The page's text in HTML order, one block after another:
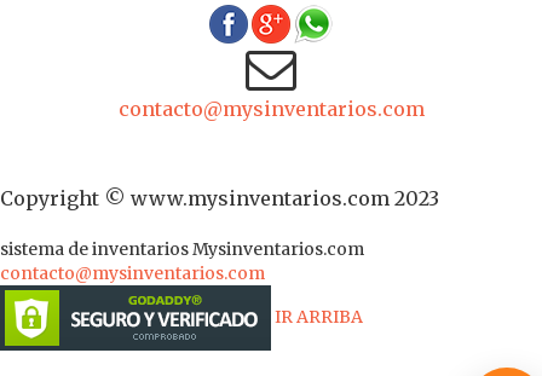
contacto@mysinventarios.com
Copyright © www.mysinventarios.com 2023
sistema de inventariosMysinventarios.com
contacto@mysinventarios.com
IR ARRIBA